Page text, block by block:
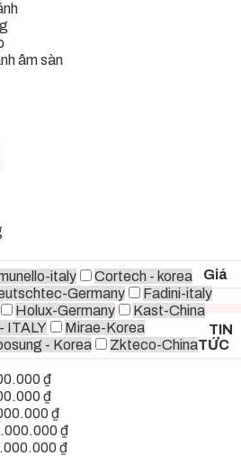
âm sàn
italy
Cortech - korea
Germany
Fadini-italy
Holux-Germany
Kast-China
ITALY
Mirae-Korea
- Korea Zkteco-China
Giá
₫
₫
₫
₫
₫
TIN
TỨC